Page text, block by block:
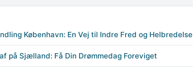
København: En Vej til Indre Fred og Helbredelse
på Sjælland: Få Din Drømmedag Foreviget